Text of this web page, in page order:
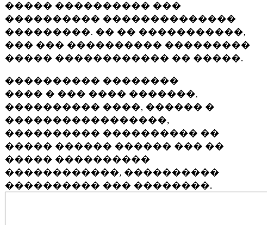
����� ���������� ���
���������� ��������������
���������. �� �� �����������,
��� ��� ���������� ���������
����� ������������ �� �����.
���������� ��������
���� � ��� ���� �������,
���������� ����, ������ �
�����������������,
���������� ���������� ��
����� ������ ������ ��� ��
����� ����������
������������, ����������
���������� ��� ��������.